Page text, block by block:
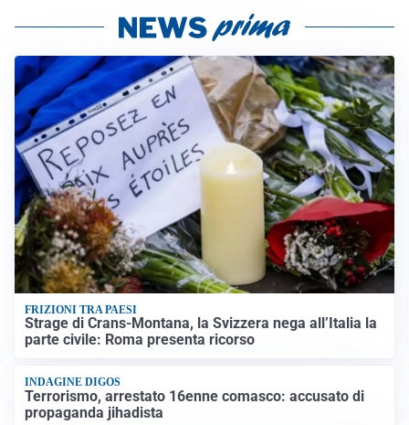
FRIZIONI TRA PAESI
Strage di Crans-Montana, la Svizzera nega all’Italia la
parte civile: Roma presenta ricorso
INDAGINE DIGOS
Terrorismo, arrestato 16enne comasco: accusato di
propaganda jihadista